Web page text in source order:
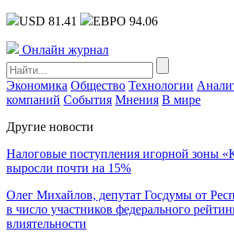
USD 81.41 ЕВРО 94.06
Онлайн журнал
Экономика Общество Технологии
компаний События Мнения В мире
Другие новости
Налоговые поступления игорной зоны
выросли почти на 15%
Олег Михайлов, депутат Госдумы от
в число участников федерального
влиятельности